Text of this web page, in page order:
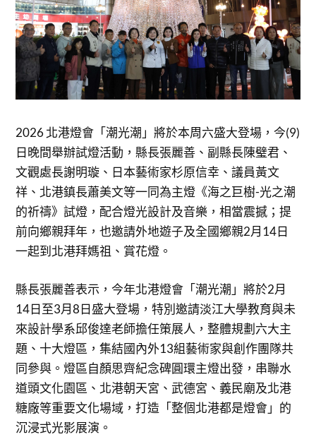
2026 北港燈會「潮光潮」將於本周六盛大登場，今(9)
日晚間舉辦試燈活動，縣長張麗善、副縣長陳璧君、
文觀處長謝明璇、日本藝術家杉原信幸、議員黃文
祥、北港鎮長蕭美文等一同為主燈《海之巨樹-光之潮
的祈禱》試燈，配合燈光設計及音樂，相當震撼；提
前向鄉親拜年，也邀請外地遊子及全國鄉親2月14日
一起到北港拜媽祖、賞花燈。
縣長張麗善表示，今年北港燈會「潮光潮」將於2月
14日至3月8日盛大登場，特別邀請淡江大學教育與未
來設計學系邱俊達老師擔任策展人，整體規劃六大主
題、十大燈區，集結國內外13組藝術家與創作團隊共
同參與。燈區自顏思齊紀念碑圓環主燈出發，串聯水
道頭文化園區、北港朝天宮、武德宮、義民廟及北港
糖廠等重要文化場域，打造「整個北港都是燈會」的
沉浸式光影展演。